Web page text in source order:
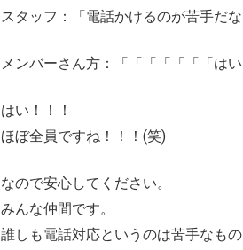
スタッフ：「電話かけるのが苦手だな
メンバーさん方：「「「「「「「は
はい！！！
ほぼ全員ですね！！！(笑)
なので安心してください。
みんな仲間です。
誰しも電話対応というのは苦手なも